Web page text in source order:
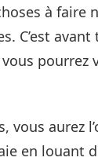
à faire
C’est
pourrez
vous aurez
en louant